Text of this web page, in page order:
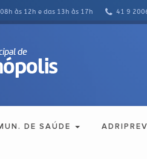
às 12h e das 13h às 17h 41 9
DE SAÚDE ADRIPREV